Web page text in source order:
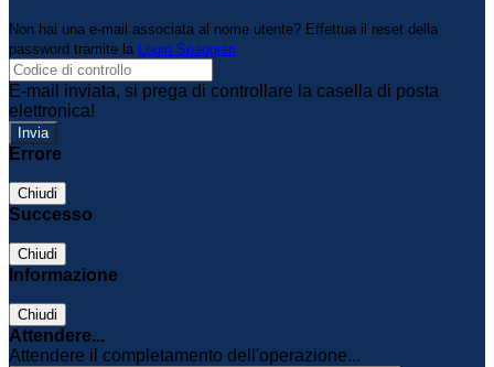
Non hai una e-mail associata al nome utente? Effettua il reset della
password tramite la Login Spaggiari
E-mail inviata, si prega di controllare la casella di posta
elettronica!
Errore
Chiudi
Successo
Chiudi
Informazione
Chiudi
Attendere...
Attendere il completamento dell'operazione...